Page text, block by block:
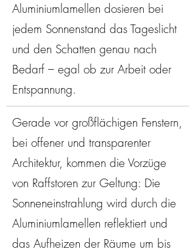
Aluminiumlamellen dosieren bei
jedem Sonnenstand das Tageslicht
und den Schatten genau nach
Bedarf – egal ob zur Arbeit oder
Entspannung.
Gerade vor großflächigen Fenstern,
bei offener und transparenter
Architektur, kommen die Vorzüge
von Raffstoren zur Geltung: Die
Sonneneinstrahlung wird durch die
Aluminiumlamellen reflektiert und
das Aufheizen der Räume um bis